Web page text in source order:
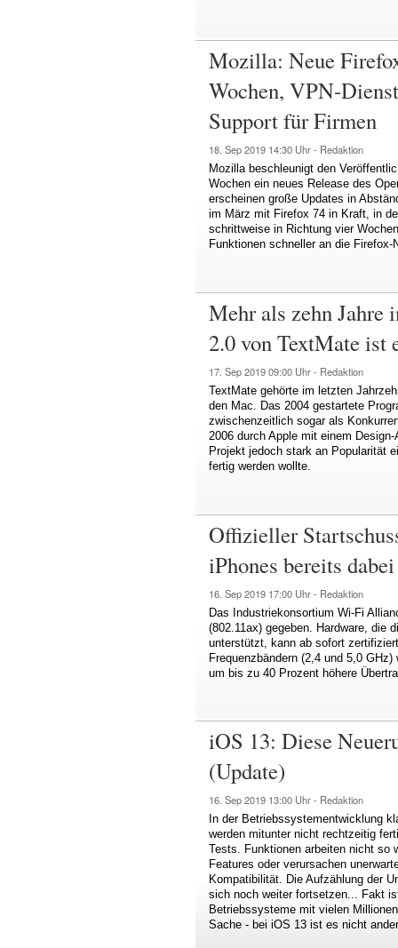
Mozilla: Neue
Wochen, VPN-
Support für Firmen
18. Sep 2019 14:30 Uhr - Redaktion
Mozilla beschleunigt den
Wochen ein neues Release des
erscheinen große Updates in
im März mit Firefox 74 in Kraft, in
schrittweise in Richtung vier
Funktionen schneller an die Firefox-
Mehr als zehn
2.0 von TextMate ist
17. Sep 201909:00 Uhr - Redaktion
TextMate gehörte im letzten
den Mac. Das 2004 gestartete
zwischenzeitlich sogar als
2006 durch Apple mit einem
Projekt jedoch stark an Popularität
fertig werden wollte.
Offizieller
iPhones bereits dabei
16. Sep 2019 17:00 Uhr - Redaktion
Das Industriekonsortium Wi-Fi
(802.11ax) gegeben. Hardware, die
unterstützt, kann ab sofort
Frequenzbändern (2,4 und 5,0
um bis zu 40 Prozent höhere
iOS 13: Diese
(Update)
16. Sep 2019 13:00 Uhr - Redaktion
In der Betriebssystementwicklung
werden mitunter nicht rechtzeitig
Tests. Funktionen arbeiten nicht so
Features oder verursachen
Kompatibilität. Die Aufzählung der
sich noch weiter fortsetzen... Fakt
Betriebssysteme mit vielen
Sache - bei iOS 13 ist es nicht